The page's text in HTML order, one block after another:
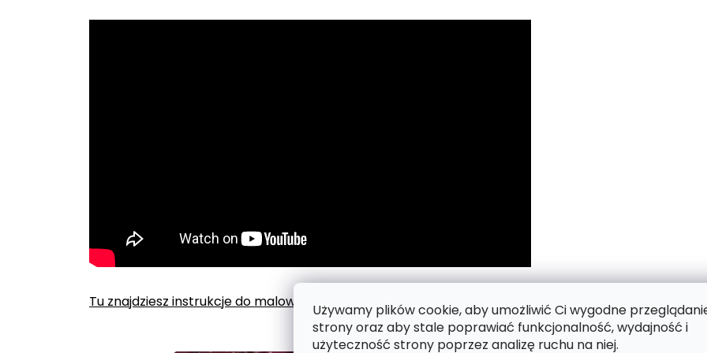
Używamy plików cookie, aby umożliwić Ci wygodne
strony oraz aby stale poprawiać funkcjonalność, wydajność i
użyteczność strony poprzez analizę ruchu na niej.
Tu znajdziesz instrukcje do malowania po numerach.